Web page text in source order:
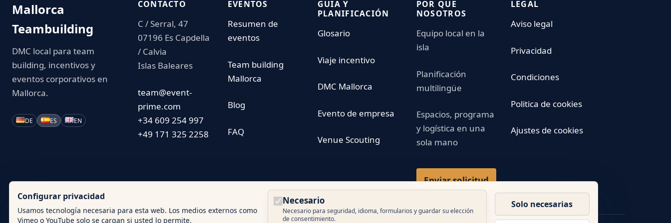
Mallorca
Teambuilding
DMC local para team
building, incentivos y
eventos corporativos en
Mallorca.
DE ES EN
CONTACTO
C / Serral, 47
07196 Es Capdella
/ Calvia
Islas Baleares
team@event-
prime.com
+34 609 254 997
+49 171 325 2258
EVENTOS
Resumen de
eventos
Team building
Mallorca
Blog
FAQ
GUIA Y
PLANIFICACIÓN
Glosario
Viaje incentivo
DMC Mallorca
Evento de empresa
Venue Scouting
POR QUE
NOSOTROS
Equipo local en la
isla
Planificación
multilingüe
Espacios, programa
y logística en una
sola mano
Enviar solicitud
LEGAL
Aviso legal
Privacidad
Condiciones
Politica de cookies
Ajustes de cookies
Configurar privacidad
Usamos tecnología necesaria para esta web. Los medios externos como
Vimeo o YouTube solo se cargan si usted lo permite.
Necesario
Necesario para seguridad, idioma, formularios y guardar su elección
de consentimiento.
Solo necesarias